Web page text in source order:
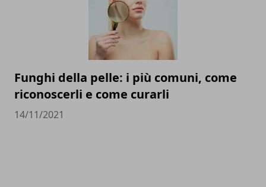
Funghi della pelle: i più comuni, come
riconoscerli e come curarli
14/11/2021